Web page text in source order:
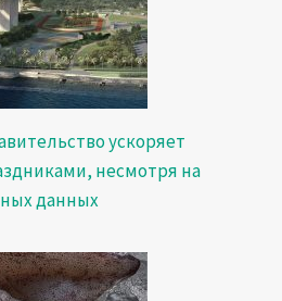
ускоряет
несмотря на
данных